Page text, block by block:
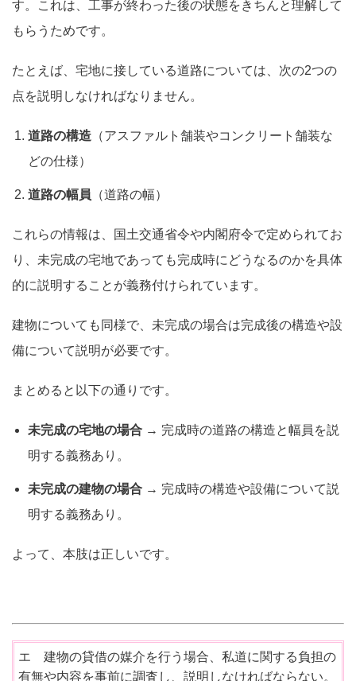
す。これは、工事が終わった後の状態をきちんと理解して
もらうためです。
たとえば、宅地に接している道路については、次の2つの
点を説明しなければなりません。
道路の構造 （アスファルト舗装やコンクリート舗装な
どの仕様）
道路の幅員 （道路の幅）
これらの情報は、国土交通省令や内閣府令で定められてお
り、未完成の宅地であっても完成時にどうなるのかを具体
的に説明することが義務付けられています。
建物についても同様で、未完成の場合は完成後の構造や設
備について説明が必要です。
まとめると以下の通りです。
未完成の宅地の場合 → 完成時の道路の構造と幅員を説
明する義務あり。
未完成の建物の場合 → 完成時の構造や設備について説
明する義務あり。
よって、本肢は正しいです。
エ 建物の貸借の媒介を行う場合、私道に関する負担の
有無や内容を事前に調査し、説明しなければならない。